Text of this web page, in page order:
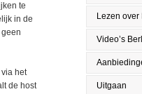
te
in de
het
de host
Lezen over
Video’s
Uitgaan